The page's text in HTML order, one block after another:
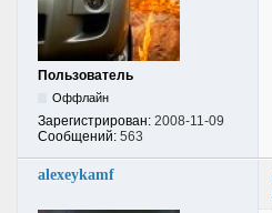
Пользователь
Оффлайн
Зарегистрирован: 2008-11-09
Сообщений: 563
alexeykamf